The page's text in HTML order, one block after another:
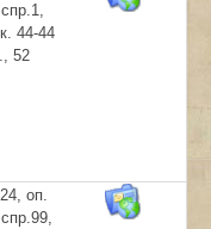
44-44
52
оп.